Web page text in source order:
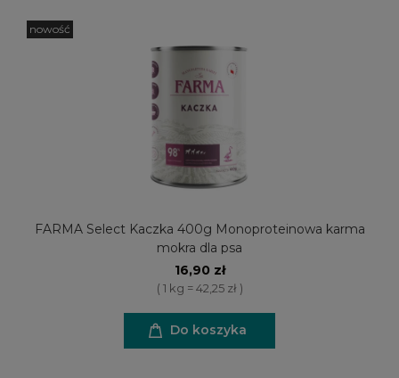
FARMA Select Kaczka 400g Monoproteinowa karma
mokra dla psa
16,90 zł
( 1 kg = 42,25 zł )
Do koszyka
nowość